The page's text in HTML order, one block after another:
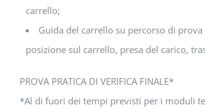
carrello;
Guida del carrello su percorso di
posizione sul carrello, presa del carico,
PROVA PRATICA DI VERIFICA FINALE*
*Al di fuori dei tempi previsti per i moduli